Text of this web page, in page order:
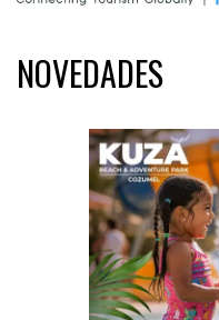
NOVEDADES